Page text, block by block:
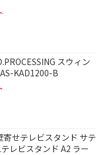
スウィン
KAD1200-B
寄せテレビスタンド サテ
レビスタンド A2 ラー